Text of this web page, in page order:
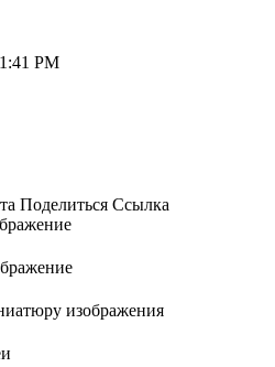
PM
Поделиться Ссылка
изображения